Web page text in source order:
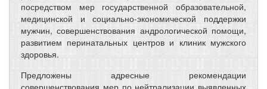
посредством мер государственной образовательной,
медицинской и социально-экономической поддержки
мужчин, совершенствования андрологической помощи,
развитием перинатальных центров и клиник мужского
здоровья.
Предложены адресные рекомендации